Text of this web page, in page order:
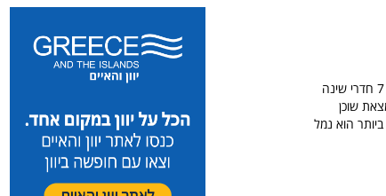
וילה זו מציעה גינה, בריכה פרטית, חניה פרטית ונוף להרים כמו טרסה ונוף לעיר. בווילה יש חדר מגורים, 7 חדרי שינה
שוכן
הקרוב ביותר הוא נמל